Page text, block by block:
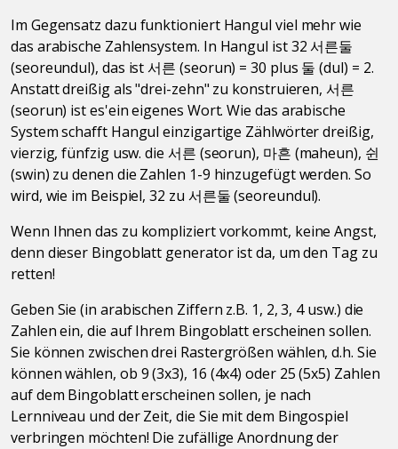
Im Gegensatz dazu funktioniert Hangul viel mehr wie
das arabische Zahlensystem. In Hangul ist 32 서른둘
(seoreundul), das ist 서른 (seorun) = 30 plus 둘 (dul) = 2.
Anstatt dreißig als "drei-zehn" zu konstruieren, 서른
(seorun) ist es'ein eigenes Wort. Wie das arabische
System schafft Hangul einzigartige Zählwörter dreißig,
vierzig, fünfzig usw. die 서른 (seorun), 마흔 (maheun), 쉰
(swin) zu denen die Zahlen 1-9 hinzugefügt werden. So
wird, wie im Beispiel, 32 zu 서른둘 (seoreundul).
Wenn Ihnen das zu kompliziert vorkommt, keine Angst,
denn dieser Bingoblatt generator ist da, um den Tag zu
retten!
Geben Sie (in arabischen Ziffern z.B. 1, 2, 3, 4 usw.) die
Zahlen ein, die auf Ihrem Bingoblatt erscheinen sollen.
Sie können zwischen drei Rastergrößen wählen, d.h. Sie
können wählen, ob 9 (3x3), 16 (4x4) oder 25 (5x5) Zahlen
auf dem Bingoblatt erscheinen sollen, je nach
Lernniveau und der Zeit, die Sie mit dem Bingospiel
verbringen möchten! Die zufällige Anordnung der